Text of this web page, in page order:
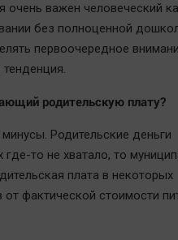
очень важен человеческий
без полноценной
первоочередное
родительскую плату?
Родительские деньги
то не хватало, то
плата в некоторых
от фактической стоимости